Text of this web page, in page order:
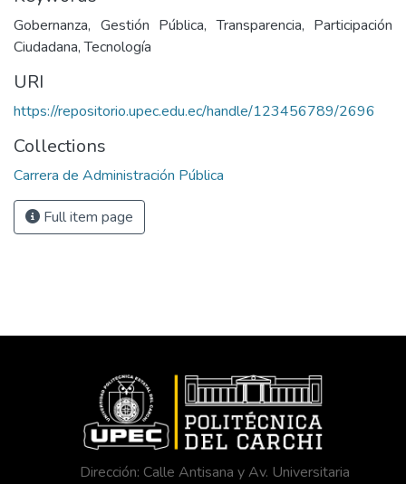
Gobernanza, Gestión Pública, Transparencia, Participación
Ciudadana, Tecnología
URI
https://repositorio.upec.edu.ec/handle/123456789/2696
Collections
Carrera de Administración Pública
Full item page
Dirección: Calle Antisana y Av. Universitaria